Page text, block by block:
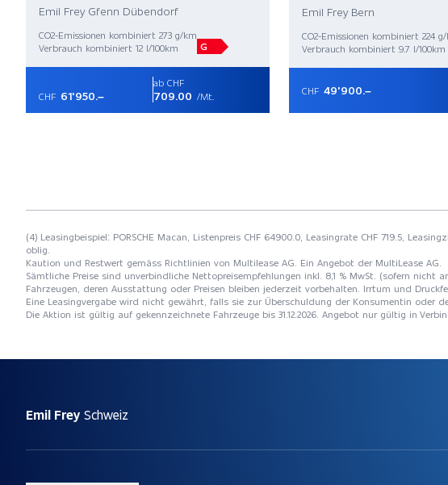
Emil Frey Gfenn Dübendorf
CO2-Emissionen kombiniert 273 g/km
Verbrauch kombiniert 12 l/100km
G
CHF 61'950.–
ab CHF
709.00 /Mt.
Emil Frey Bern
CO2-Emissionen kombiniert 224
Verbrauch kombiniert 9.7 l/100km
CHF 49'900.–
(4) Leasingbeispiel: PORSCHE Macan, Listenpreis CHF 64900.0, Leasingrate CHF 719.5,
oblig.
Kaution und Restwert gemäss Richtlinien von Multilease AG. Ein Angebot der MultiLease AG.
Sämtliche Preise sind unverbindliche Nettopreisempfehlungen inkl. 8,1 % MwSt. (sofern
Fahrzeugen, deren Ausstattung oder Preisen bleiben jederzeit vorbehalten. Irrtum und
Eine Leasingvergabe wird nicht gewährt, falls sie zur Überschuldung der Konsumentin oder
Die Aktion ist gültig auf gekennzeichnete Fahrzeuge bis 31.12.2026. Angebot nur gültig in
Emil Frey Schweiz